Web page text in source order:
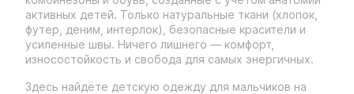
активных детей. Только натуральные ткани (хлопок,
футер, деним, интерлок), безопасные красители и
усиленные швы. Ничего лишнего — комфорт,
износостойкость и свобода для самых энергичных.
Здесь найдёте детскую одежду для мальчиков на